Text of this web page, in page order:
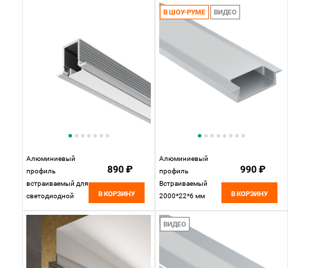
по новизне
Алюминиевый
профиль
встраиваемый для
светодиодной
мм Maytoni Led
strip ALM-1209-S-
890 ₽
В КОРЗИНУ
В ШОУ-РУМЕ ВИДЕО
Алюминиевый
профиль
Встраиваемый
2000*22*6 мм
Led Strip ALM004S-
2M Белый, цена за
штуку
990 ₽
В КОРЗИНУ
ВИДЕО